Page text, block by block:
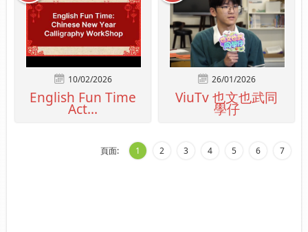
10/02/2026
English Fun Time
Act...
26/01/2026
ViuTv 也文也武同
學仔
頁面: 1 2 3 4 5 6 7